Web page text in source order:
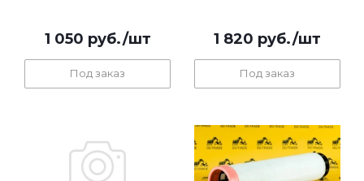
1 050 руб./шт
Под заказ
1 820 руб./шт
Под заказ